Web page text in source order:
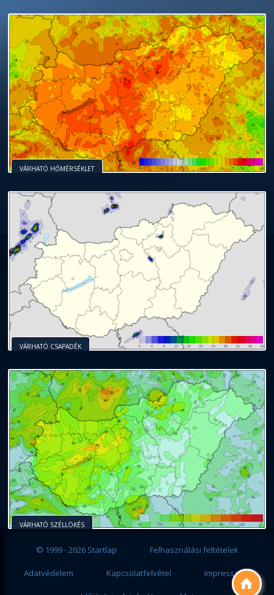

VÁRHATÓ HŐMÉRSÉKLET
VÁRHATÓ CSAPADÉK
VÁRHATÓ SZÉLLÖKÉS
© 1999 - 2026 Startlap Felhasználási feltételek
Adatvédelem Kapcsolatfelvétel Impresszum